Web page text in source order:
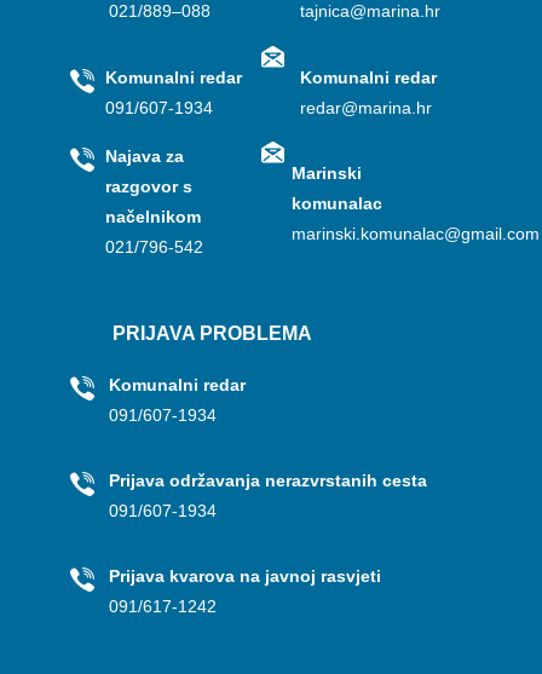
021/889–088
Komunalni redar
091/607-1934
Najava za
razgovor s
načelnikom
021/796-542
tajnica@marina.hr
Komunalni redar
redar@marina.hr
Marinski
komunalac
marinski.komunalac@gmail.com
PRIJAVA PROBLEMA
Komunalni redar
091/607-1934
Prijava održavanja nerazvrstanih cesta
091/607-1934
Prijava kvarova na javnoj rasvjeti
091/617-1242